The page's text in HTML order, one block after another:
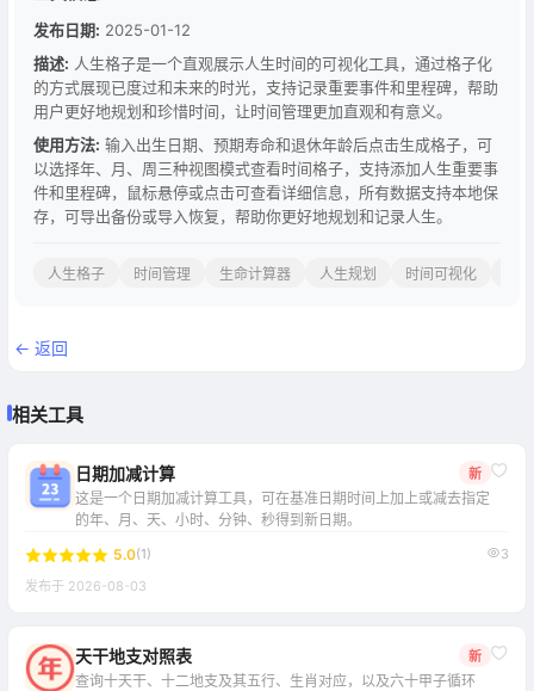
发布日期: 2025-01-12
描述: 人生格子是一个直观展示人生时间的可视化工具，通过格子化
的方式展现已度过和未来的时光，支持记录重要事件和里程碑，帮助
用户更好地规划和珍惜时间，让时间管理更加直观和有意义。
使用方法: 输入出生日期、预期寿命和退休年龄后点击生成格子，可
以选择年、月、周三种视图模式查看时间格子，支持添加人生重要事
件和里程碑，鼠标悬停或点击可查看详细信息，所有数据支持本地保
存，可导出备份或导入恢复，帮助你更好地规划和记录人生。
人生格子 时间管理 生命计算器 人生规划 时间可视化
← 返回
相关工具
日期加减计算 新
这是一个日期加减计算工具，可在基准日期时间上加上或减去指定
的年、月、天、小时、分钟、秒得到新日期。
5.0(1)
3
发布于 2026-08-03
天干地支对照表 新
查询十天干、十二地支及其五行、生肖对应，以及六十甲子循环